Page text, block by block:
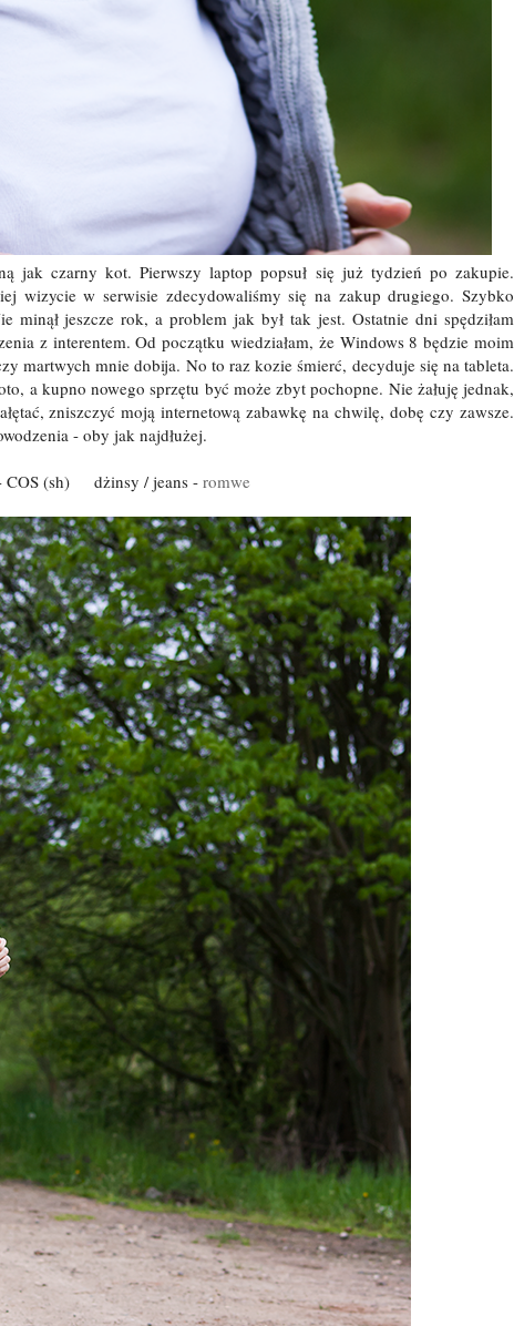
jak czarny kot. Pierwszy laptop popsuł się już tydzień po zakupie.
wizycie w serwisie zdecydowaliśmy się na zakup drugiego. Szybko
minął jeszcze rok, a problem jak był tak jest. Ostatnie dni spędziłam
z interentem. Od początku wiedziałam, że Windows 8 będzie moim
martwych mnie dobija. No to raz kozie śmierć, decyduje się na tableta.
a kupno nowego sprzętu być może zbyt pochopne. Nie żałuję jednak,
zniszczyć moją internetową zabawkę na chwilę, dobę czy zawsze.
- oby jak najdłużej.
COS (sh) dżinsy / jeans - romwe